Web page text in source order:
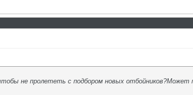
не пролететь с подбором новых отбойников?Может